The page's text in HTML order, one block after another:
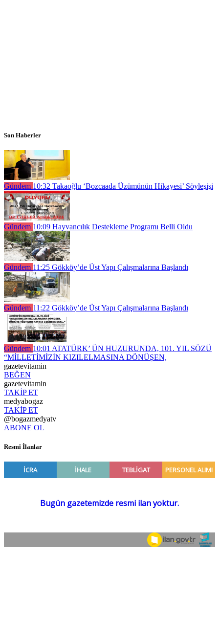
Son Haberler
Gündem 10:32 Takaoğlu ‘Bozcaada Üzümünün Hikayesi’ Söyleşişi
Gündem 10:09 Hayvancılık Destekleme Programı Belli Oldu
Gündem 11:25 Gökköy’de Üst Yapı Çalışmalarına Başlandı
Gündem 11:22 Gökköy’de Üst Yapı Çalışmalarına Başlandı
Gündem 10:01 ATATÜRK’ ÜN HUZURUNDA, 101. YIL SÖZÜ
“MİLLETİMİZİN KIZILELMASINA DÖNÜŞEN,
gazetevitamin
BEĞEN
gazetevitamin
TAKİP ET
medyabogaz
TAKİP ET
@bogazmedyatv
ABONE OL
Resmî İlanlar